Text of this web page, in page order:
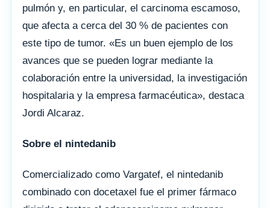
pulmón y, en particular, el carcinoma escamoso,
que afecta a cerca del 30 % de pacientes con
este tipo de tumor. «Es un buen ejemplo de los
avances que se pueden lograr mediante la
colaboración entre la universidad, la investigación
hospitalaria y la empresa farmacéutica», destaca
Jordi Alcaraz.
Sobre el nintedanib
Comercializado como Vargatef, el nintedanib
combinado con docetaxel fue el primer fármaco